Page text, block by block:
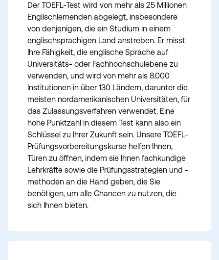
Der TOEFL-Test wird von mehr als 25 Millionen
Englischlernenden abgelegt, insbesondere
von denjenigen, die ein Studium in einem
englischsprachigen Land anstreben. Er misst
Ihre Fähigkeit, die englische Sprache auf
Universitäts- oder Fachhochschulebene zu
verwenden, und wird von mehr als 8.000
Institutionen in über 130 Ländern, darunter die
meisten nordamerikanischen Universitäten, für
das Zulassungsverfahren verwendet. Eine
hohe Punktzahl in diesem Test kann also ein
Schlüssel zu Ihrer Zukunft sein. Unsere TOEFL-
Prüfungsvorbereitungskurse helfen Ihnen,
Türen zu öffnen, indem sie Ihnen fachkundige
Lehrkräfte sowie die Prüfungsstrategien und -
methoden an die Hand geben, die Sie
benötigen, um alle Chancen zu nutzen, die
sich Ihnen bieten.